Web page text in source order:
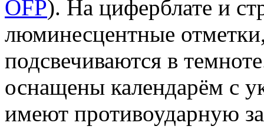
OFP). На циферблате и
люминесцентные
подсвечиваются в
оснащены календарём с
имеют противоударную